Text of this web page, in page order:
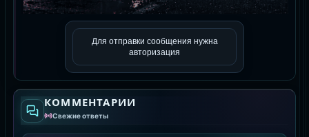
Для отправки сообщения нужна
авторизация
КОММЕНТАРИИ
Свежие ответы